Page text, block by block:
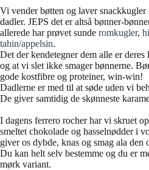
Vi vender bøtten og laver snackkugler
dadler. JEPS det er altså bønner-
allerede har prøvet sunde romkugler,
tahin/appelsin.
Det der kendetegner dem alle er
og at vi slet ikke smager bønnerne.
gode kostfibre og proteiner, win-win!
Dadlerne er med til at søde uden vi
De giver samtidig de skønneste
I dagens ferrero rocher har vi skruet
smeltet chokolade og hasselnødder i
giver os dybde, knas og smag ala den
Du kan helt selv bestemme og du er
mørk variant.